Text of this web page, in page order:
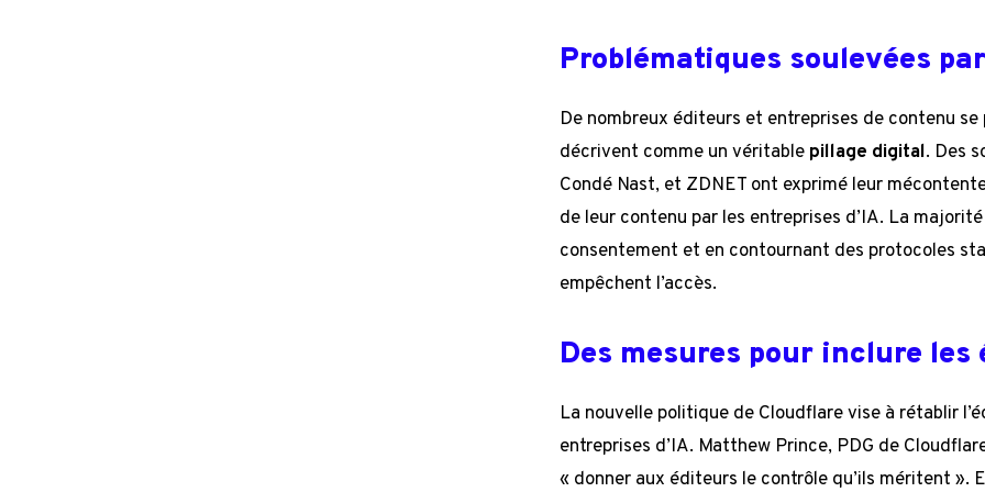
Problématiques soulevées
De nombreux éditeurs et entreprises de contenu
décrivent comme un véritable pillage digital. Des
Condé Nast, et ZDNET ont exprimé leur
de leur contenu par les entreprises d’IA. La
consentement et en contournant des protocoles
empêchent l’accès.
Des mesures pour inclure les
La nouvelle politique de Cloudflare vise à rétablir
entreprises d’IA. Matthew Prince, PDG de
« donner aux éditeurs le contrôle qu’ils méritent ».